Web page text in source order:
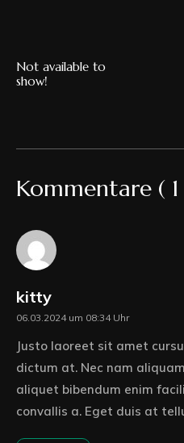
Not available to
show!
Kommentare ( 1
kitty
06.03.2024 um 08:34 Uhr
Justo laoreet sit amet
dictum at. Nec nam
aliquet bibendum enim
convallis a. Eget duis at